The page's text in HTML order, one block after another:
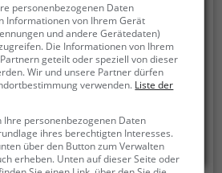
personenbezogenen Daten
Informationen von Ihrem Gerät
und andere Gerätedaten)
Die Informationen von Ihrem
geteilt oder speziell von dieser
Wir und unsere Partner dürfen
verwenden. Liste der
Ihre personenbezogenen Daten
ihres berechtigten Interesses.
über den Button zum Verwalten
erheben. Unten auf dieser Seite oder